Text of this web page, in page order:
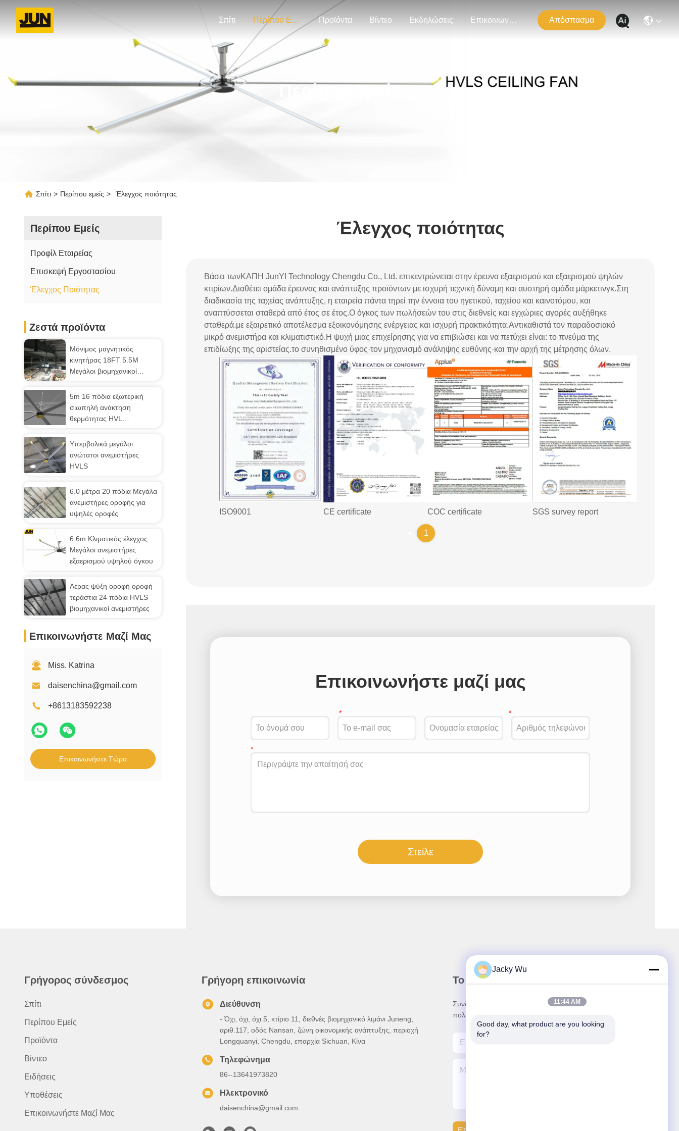
Σπίτι Περίπου Εμείς Προϊόντα Βίντεο Εκδηλώσεις Επικοινωνήστε Μαζί Μας Απόσπασμα
Περίπου εμείς
Σπίτι > Περίπου εμείς > Έλεγχος ποιότητας
Περίπου Εμείς
Προφίλ Εταιρείας
Επισκεψή Εργοστασίου
Έλεγχος Ποιότητας
Ζεστά προϊόντα
Μόνιμος μαγνητικός
κινητήρας 18FT 5.5M
Μεγάλοι βιομηχανικοί
5m 16 πόδια εξωτερική
σιωπηλή ανάκτηση
θερμότητας HVL
Υπερβολικά μεγάλοι
ανώτατοι ανεμιστήρες
HVLS
6.0 μέτρα 20 πόδια Μεγάλα
ανεμιστήρες οροφής για
υψηλές οροφές
6.6m Κλιματικός έλεγχος
Μεγάλοι ανεμιστήρες
εξαερισμού υψηλού όγκου
Αέρας ψύξη οροφή οροφή
τεράστια 24 πόδια HVLS
βιομηχανικοί ανεμιστήρες
Επικοινωνήστε Μαζί Μας
Miss. Katrina
daisenchina@gmail.com
+8613183592238
Επικοινωνήστε Τώρα
Έλεγχος ποιότητας
Βάσει τωνΚΑΠ Η JunYI Technology Chengdu Co., Ltd. επικεντρώνεται στην έρευνα εξαερισμού και εξαερισμού ψηλών
κτιρίων.Διαθέτει ομάδα έρευνας και ανάπτυξης προϊόντων με ισχυρή τεχνική δύναμη και αυστηρή ομάδα μάρκετινγκ.Στη
διαδικασία της ταχείας ανάπτυξης, η εταιρεία πάντα τηρεί την έννοια του ηγετικού, ταχείου και καινοτόμου, και
αναπτύσσεται σταθερά από έτος σε έτος.Ο όγκος των πωλήσεών του στις διεθνείς και εγχώριες αγορές αυξήθηκε
σταθερά.με εξαιρετικό αποτέλεσμα εξοικονόμησης ενέργειας και ισχυρή πρακτικότητα.Αντικαθιστά τον παραδοσιακό
μικρό ανεμιστήρα και κλιματιστικό.Η ψυχή μιας επιχείρησης για να επιβιώσει και να πετύχει είναι: το πνεύμα της
επιδίωξης της αριστείας.το συνηθισμένο ύφος·τον μηχανισμό ανάληψης ευθύνης·και την αρχή της μέτρησης όλων.
ISO9001 CE certificate COC certificate SGS survey report
1
Επικοινωνήστε μαζί μας
Στείλε
Γρήγορος σύνδεσμος
Σπίτι
Περίπου Εμείς
Προϊόντα
Βίντεο
Ειδήσεις
Υποθέσεις
Επικοινωνήστε Μαζί Μας
Γρήγορη επικοινωνία
Διεύθυνση
- Όχι, όχι, όχι.5, κτίριο 11, διεθνές βιομηχανικό λιμάνι Juneng,
αριθ.117, οδός Nansan, ζώνη οικονομικής ανάπτυξης, περιοχή
Longquanyi, Chengdu, επαρχία Sichuan, Κίνα
Τηλεφώνημα
86--13641973820
Ηλεκτρονικό
daisenchina@gmail.com
Το Δελτίο Ενημέρωσης
Συνδρομηθείτε στο ενημερωτικό μας δελτίο για εκπτώσεις και
πολλά άλλα.
Jacky Wu
11:44 AM
Good day, what product are you looking
for?